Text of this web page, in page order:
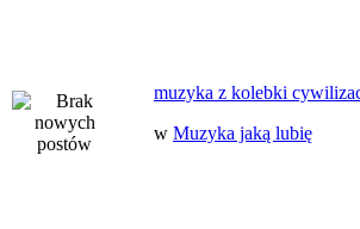
muzyka z kolebki
w Muzyka jaką lubię